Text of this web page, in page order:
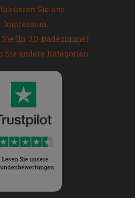
Sie uns
Impressum
Ihr 3D-Badezimmer
Sie andere Kategorien